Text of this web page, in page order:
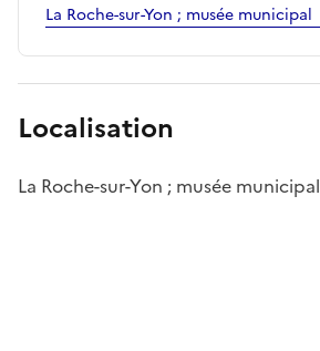
La Roche-sur-Yon ; musée municipal
Localisation
La Roche-sur-Yon ; musée municipal